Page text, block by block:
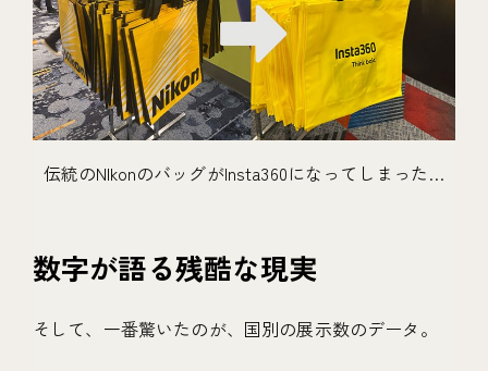
伝統のNIkonのバッグがInsta360になってしまった…
数字が語る残酷な現実
そして、一番驚いたのが、国別の展示数のデータ。